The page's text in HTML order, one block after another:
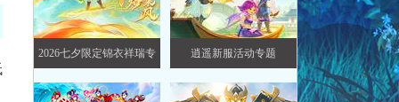
2026七夕限定锦衣祥瑞专
题
逍遥新服活动专题